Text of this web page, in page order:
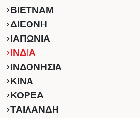
ΒΙΕΤΝΑΜ
ΔΙΕΘΝΗ
ΙΑΠΩΝΙΑ
ΙΝΔΙΑ
ΙΝΔΟΝΗΣΙΑ
ΚINA
ΚΟΡΕΑ
ΤΑΙΛΑΝΔΗ